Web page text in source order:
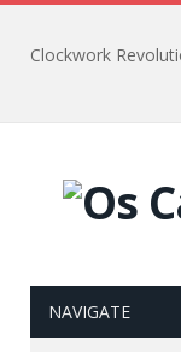
NAVIGATE